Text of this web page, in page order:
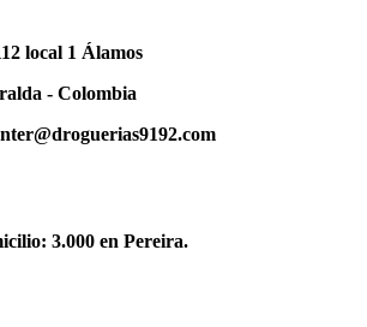
local 1 Álamos
- Colombia
3.000 en Pereira.